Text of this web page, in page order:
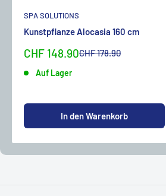
SPA SOLUTIONS
Kunstpflanze Alocasia 160 cm
Sonderpreis
CHF 148.90Normalpreis
CHF 178.90
Auf Lager
In den Warenkorb